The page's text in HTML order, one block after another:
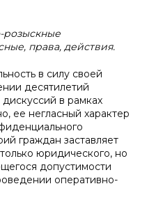
розыскные
права, действия.
в силу своей
десятилетий
в рамках
ее негласный характер
граждан заставляет
юридического, но
допустимости
оперативно-